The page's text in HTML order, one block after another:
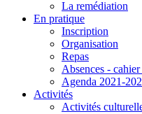
La remédiation
En pratique
Inscription
Organisation
Repas
Absences -
Agenda 2021-
Activités
Activités